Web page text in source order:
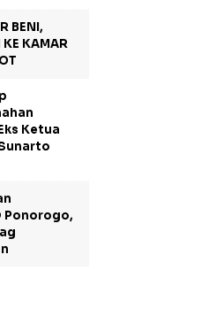
BENI,
KAMAR
Ketua
Ponorogo,